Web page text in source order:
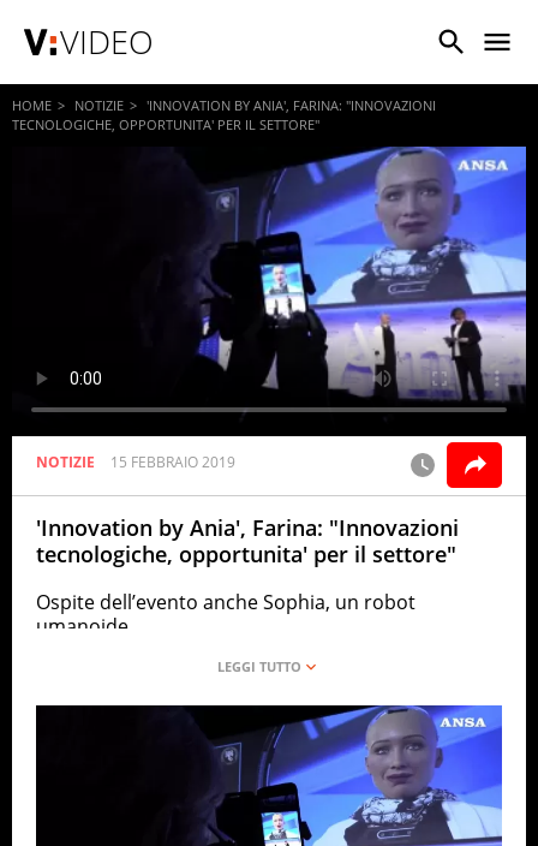
VIDEO
HOME NOTIZIE
'INNOVATION BY ANIA', FARINA: "INNOVAZIONI
TECNOLOGICHE, OPPORTUNITA' PER IL SETTORE"
NOTIZIE 15 FEBBRAIO 2019
'Innovation by Ania', Farina: "Innovazioni
tecnologiche, opportunita' per il settore"
Ospite dell’evento anche Sophia, un robot
umanoide